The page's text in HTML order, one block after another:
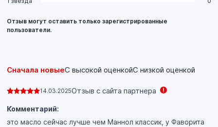
Отзыв могут оставить только зарегистрированные
пользователи.
Сначала новыеС высокой оценкойС низкой оценкой
14.03.2025Отзыв с сайта партнера
Комментарий:
это масло сейчас лучше чем Маннол классик, у Фаворита